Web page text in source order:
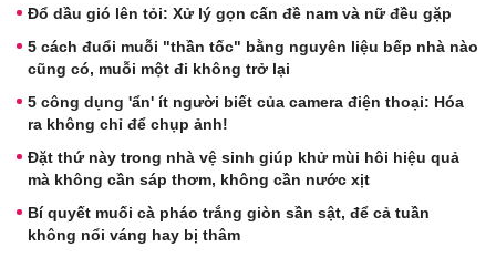
Đổ dầu gió lên tỏi: Xử lý gọn cấn đề nam và nữ đều gặp
5 cách đuổi muỗi "thần tốc" bằng nguyên liệu bếp nhà nào
cũng có, muỗi một đi không trở lại
5 công dụng 'ẩn' ít người biết của camera điện thoại: Hóa
ra không chỉ để chụp ảnh!
Đặt thứ này trong nhà vệ sinh giúp khử mùi hôi hiệu quả
mà không cần sáp thơm, không cần nước xịt
Bí quyết muối cà pháo trắng giòn sần sật, để cả tuần
không nổi váng hay bị thâm